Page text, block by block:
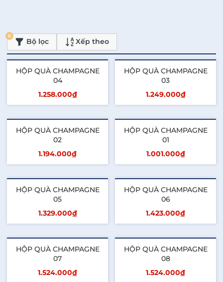
Bộ lọc
0
Xếp theo
HỘP QUÀ CHAMPAGNE
04
1.258.000₫
HỘP QUÀ CHAMPAGNE
03
1.249.000₫
HỘP QUÀ CHAMPAGNE
02
1.194.000₫
HỘP QUÀ CHAMPAGNE
01
1.001.000₫
HỘP QUÀ CHAMPAGNE
05
1.329.000₫
HỘP QUÀ CHAMPAGNE
06
1.423.000₫
HỘP QUÀ CHAMPAGNE
07
1.524.000₫
HỘP QUÀ CHAMPAGNE
08
1.524.000₫